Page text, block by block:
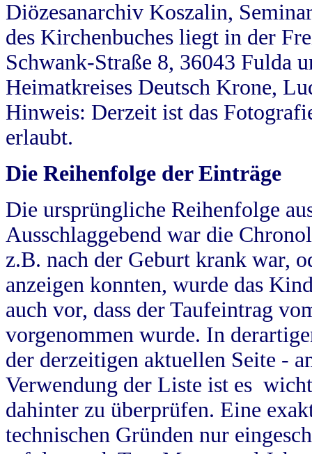
Diözesanarchiv Koszalin,
des Kirchenbuches liegt in der
Schwank-Straße 8, 36043 Fulda
Heimatkreises Deutsch Krone,
Hinweis: Derzeit ist das
erlaubt.
Die Reihenfolge der Einträge
Die ursprüngliche Reihenfolge
Ausschlaggebend war die
z.B. nach der Geburt krank war,
anzeigen konnten, wurde das
auch vor, dass der Taufeintrag
vorgenommen wurde. In
der derzeitigen aktuellen Seite -
Verwendung der Liste ist es
dahinter zu überprüfen. Eine
technischen Gründen nur